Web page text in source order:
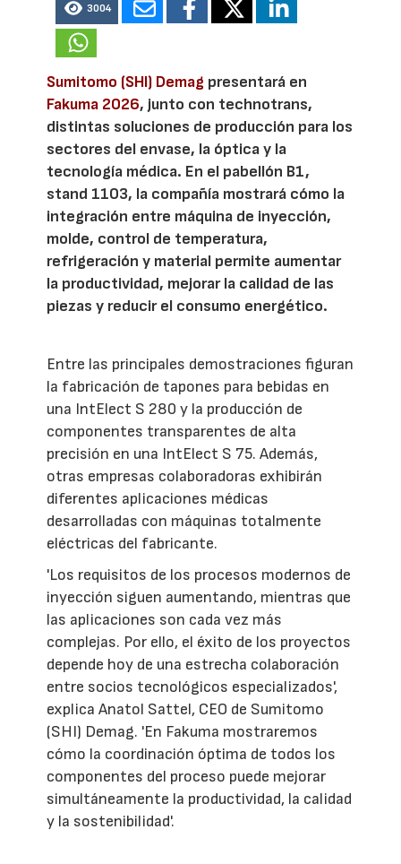
3004
Sumitomo (SHI) Demag presentará en
Fakuma 2026, junto con technotrans,
distintas soluciones de producción para los
sectores del envase, la óptica y la
tecnología médica. En el pabellón B1,
stand 1103, la compañía mostrará cómo la
integración entre máquina de inyección,
molde, control de temperatura,
refrigeración y material permite aumentar
la productividad, mejorar la calidad de las
piezas y reducir el consumo energético.
Entre las principales demostraciones figuran
la fabricación de tapones para bebidas en
una IntElect S 280 y la producción de
componentes transparentes de alta
precisión en una IntElect S 75. Además,
otras empresas colaboradoras exhibirán
diferentes aplicaciones médicas
desarrolladas con máquinas totalmente
eléctricas del fabricante.
'Los requisitos de los procesos modernos de
inyección siguen aumentando, mientras que
las aplicaciones son cada vez más
complejas. Por ello, el éxito de los proyectos
depende hoy de una estrecha colaboración
entre socios tecnológicos especializados',
explica Anatol Sattel, CEO de Sumitomo
(SHI) Demag. 'En Fakuma mostraremos
cómo la coordinación óptima de todos los
componentes del proceso puede mejorar
simultáneamente la productividad, la calidad
y la sostenibilidad'.